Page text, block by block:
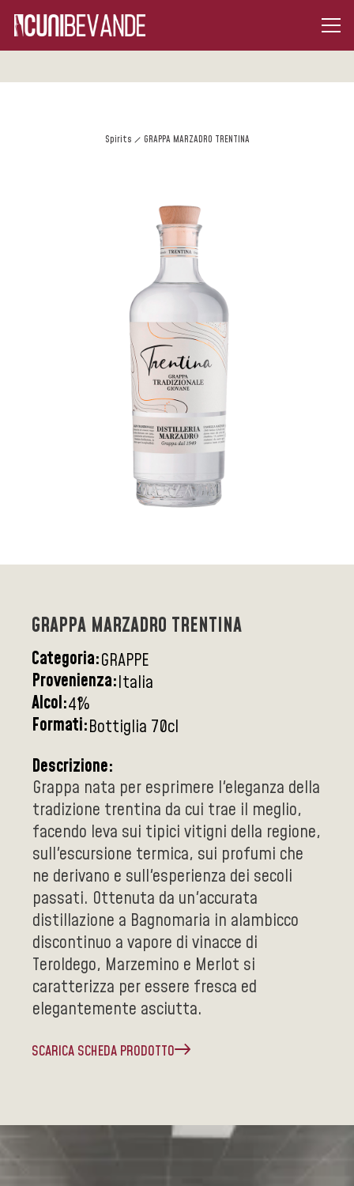
Spirits GRAPPA MARZADRO TRENTINA
GRAPPA MARZADRO TRENTINA
Categoria:GRAPPE
Provenienza:Italia
Alcol:41%
Formati:Bottiglia 70cl
Descrizione:
Grappa nata per esprimere l'eleganza della
tradizione trentina da cui trae il meglio,
facendo leva sui tipici vitigni della regione,
sull'escursione termica, sui profumi che
ne derivano e sull'esperienza dei secoli
passati. Ottenuta da un'accurata
distillazione a Bagnomaria in alambicco
discontinuo a vapore di vinacce di
Teroldego, Marzemino e Merlot si
caratterizza per essere fresca ed
elegantemente asciutta.
SCARICA SCHEDA PRODOTTO